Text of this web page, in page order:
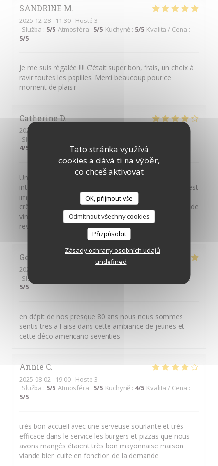
Tato stránka využívá
cookies a dává ti na výběr,
co chceš aktivovat
OK, přijmout vše
Odmítnout všechny cookies
Přizpůsobit
Zásady ochrany osobních údajů
undefined
SANDRINE M
2025-12-28- 11:30 - Hosté 3
Služba : 5/5 Atmosféra : 5/5 Kuchyně : 5/5 Kvalita / Cena :
5/5
Je me suis régalée !!!! C'était super bon, frais, un choix à
ravir toutes les papilles. Merci beaucoup pour ce
moment de plaisir
CatherineD
2025-12-14
Služba
4/5
Un point crucial à améliorer : quand on réserve via
internet et qu'on a besoin de joindre par téléphone, c'est
impossible. Rajouter autre chose que des quiches,
crêpes et burgers et peut être aussi accorder un verre de
vin pour chaque brunch, ça pourrait être sympa. Nous
reviendrons ;)
Gerard
2025-09-10
Služba
:
5/5
en dépit de nos presque 80 ans nous nous sommes
sentis très a l aise dans cette ambiance de jeunes et
cette déco americano seventies
Annie C
2025-08-02 - 19:00 - Hosté 3
Služba : 5/5 Atmosféra : 5/5 Kuchyně : 4/5 Kvalita / Cena :
5/5
très bon accueil avec une serveuse souriante et très
efficace dans le service les burgers et pizzas que nous
avons mangés étaient très bon mayonnaise maison
viande bien cuite en fonction de la demande